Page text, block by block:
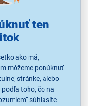
ten
ako má,
môžeme ponúknuť
stránke, alebo
toho, čo na
súhlasíte
fotopast
2,4" LCD displej, dosah
°, SD karta až 64 GB,